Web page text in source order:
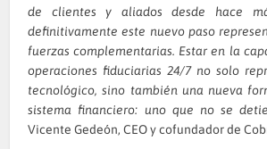
de clientes y aliados desde hace
definitivamente este nuevo paso
fuerzas complementarias. Estar en la
operaciones fiduciarias 24/7 no solo
tecnológico, sino también una nueva
sistema financiero: uno que no se
Vicente Gedeón, CEO y cofundador de